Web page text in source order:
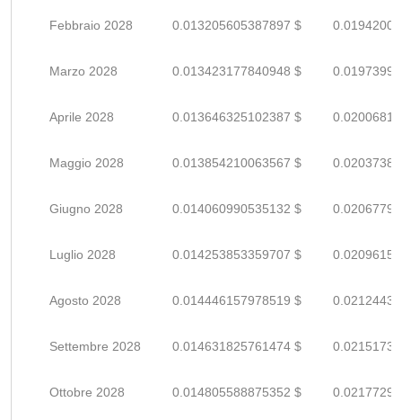
Febbraio 2028 0.013205605387897 $
Marzo 2028 0.013423177840948 $
Aprile 2028 0.013646325102387 $
Maggio 2028 0.013854210063567 $
Giugno 2028 0.014060990535132 $
Luglio 2028 0.014253853359707 $
Agosto 2028 0.014446157978519 $
Settembre 2028 0.014631825761474 $
Ottobre 2028 0.014805588875352 $